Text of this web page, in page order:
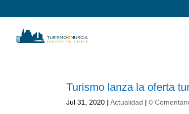
Turismo lanza la oferta
Jul 31, 2020 |Actualidad |0